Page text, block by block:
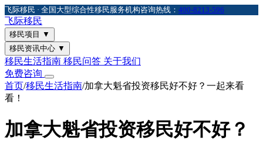
飞际移民 · 全国大型综合性移民服务机构咨询热线： 400-8213-596
飞际移民
移民项目 ▼
移民资讯中心 ▼
移民生活指南 移民问答 关于我们
免费咨询
首页/移民生活指南/加拿大魁省投资移民好不好？一起来看
看！
加拿大魁省投资移民好不好？